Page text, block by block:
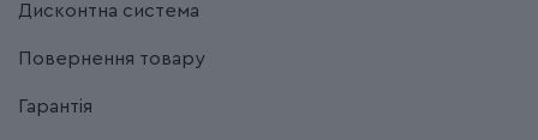
Дисконтна система
Повернення товару
Гарантія